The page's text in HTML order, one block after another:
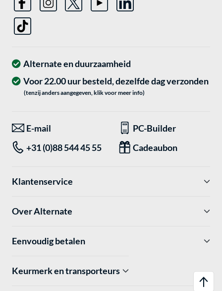
Alternate en duurzaamheid
Voor 22.00 uur besteld, dezelfde dag verzonden
(tenzij anders aangegeven, klik voor meer info)
E-mail
PC-Builder
+31 (0)88 544 45 55
Cadeaubon
Klantenservice
Over Alternate
Eenvoudig betalen
Keurmerk en transporteurs